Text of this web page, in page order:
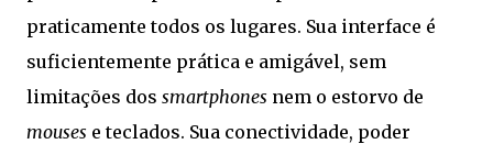
praticamente todos os lugares. Sua interface é
suficientemente prática e amigável, sem
limitações dos smartphones nem o estorvo de
mouses e teclados. Sua conectividade, poder